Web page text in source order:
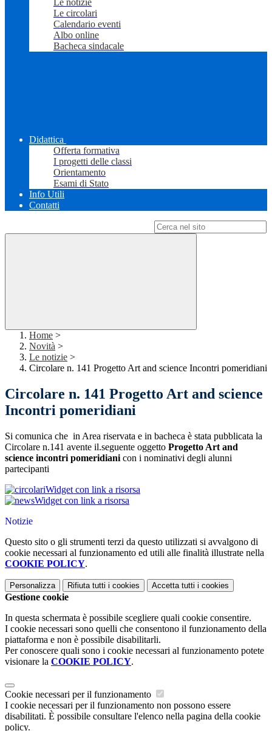
Le notizie
Le circolari
Calendario eventi
Albo online
Bacheca sindacale
Didattica
Offerta formativa
I progetti delle classi
Orientamento
Esami di Stato
Info Utili
Contatti
Home >
Novità >
Le notizie >
Circolare n. 141 Progetto Art and science Incontri pomeridiani
Circolare n. 141 Progetto Art and science
Incontri pomeridiani
Si comunica che in Area riservata e in bacheca è stata pubblicata la
Circolare n.141 avente il.seguente oggetto Progetto Art and
science incontri pomeridiani con i nominativi degli alunni
partecipanti
Widget con link a risorsa
Widget con link a risorsa
Notizie
Questo sito o gli strumenti terzi da questo utilizzati si avvalgono di
cookie necessari al funzionamento ed utili alle finalità illustrate nella
COOKIE POLICY.
Personalizza Rifiuta tutti i cookies Accetta tutti i cookies
Gestione cookie
In questa schermata è possibile scegliere quali cookie consentire.
I cookie necessari sono quelli che consentono il funzionamento della
piattaforma e non è possibile disabilitarli.
Per conoscere quali sono i cookie necessari al funzionamento potete
visionare la COOKIE POLICY.
Cookie necessari per il funzionamento
I cookie necessari per il funzionamento non possono essere
disabilitati. È possibile consultare l'elenco nella pagina della cookie
policy.